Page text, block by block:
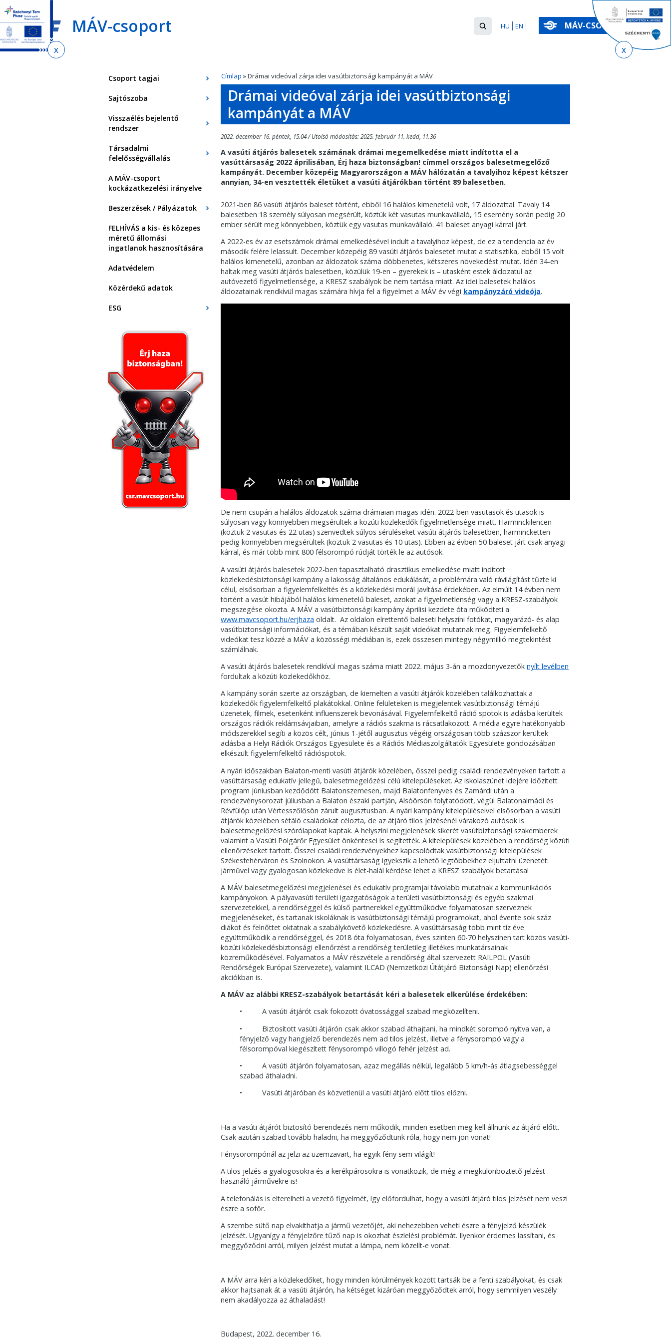
Ugrás
az
almenühöz
Ugrás
tartalomra
Ugrás
az
oldaltérképre
MÁV-csoport EN
HU
Keresés
űrlap
Keresés
MÁV-CSOPORT
Címlap » Drámai videóval zárja idei vasútbiztonsági kampányát a MÁV
Csoport tagjai
Sajtószoba
Visszaélés bejelentő
rendszer
Társadalmi
felelősségvállalás
A MÁV-csoport
kockázatkezelési irányelve
Beszerzések / Pályázatok
FELHÍVÁS a kis- és közepes
méretű állomási
ingatlanok hasznosítására
Adatvédelem
Közérdekű adatok
ESG
Drámai videóval zárja idei vasútbiztonsági
kampányát a MÁV
2022. december 16. péntek, 15.04 / Utolsó módosítás: 2025. február 11. kedd, 11.36
A vasúti átjárós balesetek számának drámai megemelkedése miatt indította el a
vasúttársaság 2022 áprilisában, Érj haza biztonságban! címmel országos balesetmegelőző
kampányát. December közepéig Magyarországon a MÁV hálózatán a tavalyihoz képest kétszer
annyian, 34-en vesztették életüket a vasúti átjárókban történt 89 balesetben.
2021-ben 86 vasúti átjárós baleset történt, ebből 16 halálos kimenetelű volt, 17 áldozattal. Tavaly 14
balesetben 18 személy súlyosan megsérült, köztük két vasutas munkavállaló, 15 esemény során pedig 20
ember sérült meg könnyebben, köztük egy vasutas munkavállaló. 41 baleset anyagi kárral járt.
A 2022-es év az esetszámok drámai emelkedésével indult a tavalyihoz képest, de ez a tendencia az év
második felére lelassult. December közepéig 89 vasúti átjárós balesetet mutat a statisztika, ebből 15 volt
halálos kimenetelű, azonban az áldozatok száma döbbenetes, kétszeres növekedést mutat. Idén 34-en
haltak meg vasúti átjárós balesetben, közülük 19-en – gyerekek is – utasként estek áldozatul az
autóvezető figyelmetlensége, a KRESZ szabályok be nem tartása miatt. Az idei balesetek halálos
áldozatainak rendkívül magas számára hívja fel a figyelmet a MÁV év végi kampányzáró videója.
De nem csupán a halálos áldozatok száma drámaian magas idén. 2022-ben vasutasok és utasok is
súlyosan vagy könnyebben megsérültek a közúti közlekedők figyelmetlensége miatt. Harminckilencen
(köztük 2 vasutas és 22 utas) szenvedtek súlyos sérüléseket vasúti átjárós balesetben, harmincketten
pedig könnyebben megsérültek (köztük 2 vasutas és 10 utas). Ebben az évben 50 baleset járt csak anyagi
kárral, és már több mint 800 félsorompó rúdját törték le az autósok.
A vasúti átjárós balesetek 2022-ben tapasztalható drasztikus emelkedése miatt indított
közlekedésbiztonsági kampány a lakosság általános edukálását, a problémára való rávilágítást tűzte ki
célul, elsősorban a figyelemfelkeltés és a közlekedési morál javítása érdekében. Az elmúlt 14 évben nem
történt a vasút hibájából halálos kimenetelű baleset, azokat a figyelmetlenség vagy a KRESZ-szabályok
megszegése okozta. A MÁV a vasútbiztonsági kampány áprilisi kezdete óta működteti a
www.mavcsoport.hu/erjhaza oldalt. Az oldalon elrettentő baleseti helyszíni fotókat, magyarázó- és alap
vasútbiztonsági információkat, és a témában készült saját videókat mutatnak meg. Figyelemfelkeltő
videókat tesz közzé a MÁV a közösségi médiában is, ezek összesen mintegy négymillió megtekintést
számlálnak.
A vasúti átjárós balesetek rendkívül magas száma miatt 2022. május 3-án a mozdonyvezetők nyílt levélben
fordultak a közúti közlekedőkhöz.
A kampány során szerte az országban, de kiemelten a vasúti átjárók közelében találkozhattak a
közlekedők figyelemfelkeltő plakátokkal. Online felületeken is megjelentek vasútbiztonsági témájú
üzenetek, filmek, esetenként influenszerek bevonásával. Figyelemfelkeltő rádió spotok is adásba kerültek
országos rádiók reklámsávjaiban, amelyre a rádiós szakma is rácsatlakozott. A média egyre hatékonyabb
módszerekkel segíti a közös célt, június 1-jétől augusztus végéig országosan több százszor kerültek
adásba a Helyi Rádiók Országos Egyesülete és a Rádiós Médiaszolgáltatók Egyesülete gondozásában
elkészült figyelemfelkeltő rádióspotok.
A nyári időszakban Balaton-menti vasúti átjárók közelében, ősszel pedig családi rendezvényeken tartott a
vasúttársaság edukatív jellegű, balesetmegelőzési célú kitelepüléseket. Az iskolaszünet idejére időzített
program júniusban kezdődött Balatonszemesen, majd Balatonfenyves és Zamárdi után a
rendezvénysorozat júliusban a Balaton északi partján, Alsóörsön folytatódott, végül Balatonalmádi és
Révfülöp után Vértesszőlősön zárult augusztusban. A nyári kampány kitelepüléseivel elsősorban a vasúti
átjárók közelében sétáló családokat célozta, de az átjáró tilos jelzésénél várakozó autósok is
balesetmegelőzési szórólapokat kaptak. A helyszíni megjelenések sikerét vasútbiztonsági szakemberek
valamint a Vasúti Polgárőr Egyesület önkéntesei is segítették. A kitelepülések közelében a rendőrség közúti
ellenőrzéseket tartott. Ősszel családi rendezvényekhez kapcsolódtak vasútbiztonsági kitelepülések
Székesfehérváron és Szolnokon. A vasúttársaság igyekszik a lehető legtöbbekhez eljuttatni üzenetét:
járművel vagy gyalogosan közlekedve is élet-halál kérdése lehet a KRESZ szabályok betartása!
A MÁV balesetmegelőzési megjelenései és edukatív programjai távolabb mutatnak a kommunikációs
kampányokon. A pályavasúti területi igazgatóságok a területi vasútbiztonsági és egyéb szakmai
szervezetekkel, a rendőrséggel és külső partnerekkel együttműködve folyamatosan szerveznek
megjelenéseket, és tartanak iskoláknak is vasútbiztonsági témájú programokat, ahol évente sok száz
diákot és felnőttet oktatnak a szabálykövető közlekedésre. A vasúttársaság több mint tíz éve
együttműködik a rendőrséggel, és 2018 óta folyamatosan, éves szinten 60-70 helyszínen tart közös vasúti-
közúti közlekedésbiztonsági ellenőrzést a rendőrség területileg illetékes munkatársainak
közreműködésével. Folyamatos a MÁV részvétele a rendőrség által szervezett RAILPOL (Vasúti
Rendőrségek Európai Szervezete), valamint ILCAD (Nemzetközi Útátjáró Biztonsági Nap) ellenőrzési
akciókban is.
A MÁV az alábbi KRESZ-szabályok betartását kéri a balesetek elkerülése érdekében:
• A vasúti átjárót csak fokozott óvatossággal szabad megközelíteni.
• Biztosított vasúti átjárón csak akkor szabad áthajtani, ha mindkét sorompó nyitva van, a
fényjelző vagy hangjelző berendezés nem ad tilos jelzést, illetve a fénysorompó vagy a
félsorompóval kiegészített fénysorompó villogó fehér jelzést ad.
• A vasúti átjárón folyamatosan, azaz megállás nélkül, legalább 5 km/h-ás átlagsebességgel
szabad áthaladni.
• Vasúti átjáróban és közvetlenül a vasúti átjáró előtt tilos előzni.
Ha a vasúti átjárót biztosító berendezés nem működik, minden esetben meg kell állnunk az átjáró előtt.
Csak azután szabad tovább haladni, ha meggyőződtünk róla, hogy nem jön vonat!
Fénysorompónál az jelzi az üzemzavart, ha egyik fény sem világít!
A tilos jelzés a gyalogosokra és a kerékpárosokra is vonatkozik, de még a megkülönböztető jelzést
használó járművekre is!
A telefonálás is elterelheti a vezető figyelmét, így előfordulhat, hogy a vasúti átjáró tilos jelzését nem veszi
észre a sofőr.
A szembe sütő nap elvakíthatja a jármű vezetőjét, aki nehezebben veheti észre a fényjelző készülék
jelzését. Ugyanígy a fényjelzőre tűző nap is okozhat észlelési problémát. Ilyenkor érdemes lassítani, és
meggyőződni arról, milyen jelzést mutat a lámpa, nem közelít-e vonat.
A MÁV arra kéri a közlekedőket, hogy minden körülmények között tartsák be a fenti szabályokat, és csak
akkor hajtsanak át a vasúti átjárón, ha kétséget kizáróan meggyőződtek arról, hogy semmilyen veszély
nem akadályozza az áthaladást!
Budapest, 2022. december 16.